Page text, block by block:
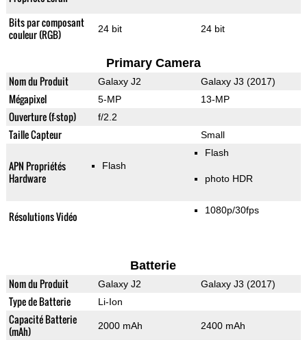
Bits par composant
couleur (RGB)
24 bit 24 bit
Primary Camera
Nom du Produit Galaxy J2 Galaxy J3 (2017)
Mégapixel 5-MP 13-MP
Ouverture (f-stop) f/2.2
Taille Capteur Small
APN Propriétés
Hardware
Flash
Flash
photo HDR
Résolutions Vidéo 1080p/30fps
Batterie
Nom du Produit Galaxy J2 Galaxy J3 (2017)
Type de Batterie Li-Ion
Capacité Batterie
(mAh)
2000 mAh 2400 mAh